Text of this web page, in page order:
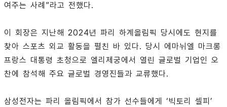
여주는 사례”라고 전했다.
이 회장은 지난해 2024년 파리 하계올림픽 당시에도 현지를
찾아 스포츠 외교 활동을 펼친 바 있다. 당시 에마뉘엘 마크롱
프랑스 대통령 초청으로 엘리제궁에서 열린 글로벌 기업인 오
찬에 참석해 주요 글로벌 경영진들과 교류했다.
삼성전자는 파리 올림픽에서 참가 선수들에게 ‘빅토리 셀피’